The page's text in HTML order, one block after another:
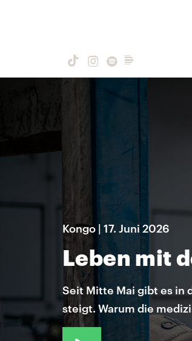
Kongo | 17. Juni 2026
Leben mit
Seit Mitte Mai gibt es in
steigt. Warum die